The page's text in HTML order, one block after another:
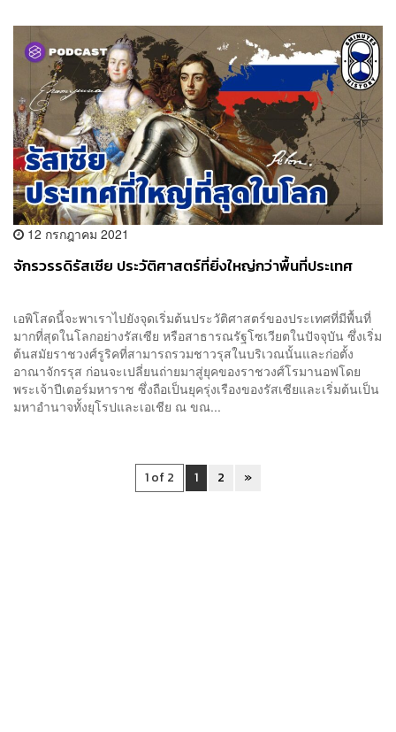
12 กรกฎาคม 2021
จักรวรรดิรัสเซีย ประวัติศาสตร์ที่ยิ่งใหญ่กว่าพื้นที่ประเทศ
เอพิโสดนี้จะพาเราไปยังจุดเริ่มต้นประวัติศาสตร์ของประเทศที่มีพื้นที่
มากที่สุดในโลกอย่างรัสเซีย หรือสาธารณรัฐโซเวียตในปัจจุบัน ซึ่งเริ่ม
ต้นสมัยราชวงศ์รูริคที่สามารถรวมชาวรุสในบริเวณนั้นและก่อตั้ง
อาณาจักรรุส ก่อนจะเปลี่ยนถ่ายมาสู่ยุคของราชวงศ์โรมานอฟโดย
พระเจ้าปีเตอร์มหาราช ซึ่งถือเป็นยุครุ่งเรืองของรัสเซียและเริ่มต้นเป็น
มหาอำนาจทั้งยุโรปและเอเชีย ณ ขณ...
1 of 2 1 2 »